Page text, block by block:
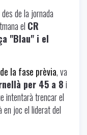
de la jornada
el CR
"Blau" i el
la fase prèvia, va
per 45 a 8i
intentarà trencar el
joc el liderat del